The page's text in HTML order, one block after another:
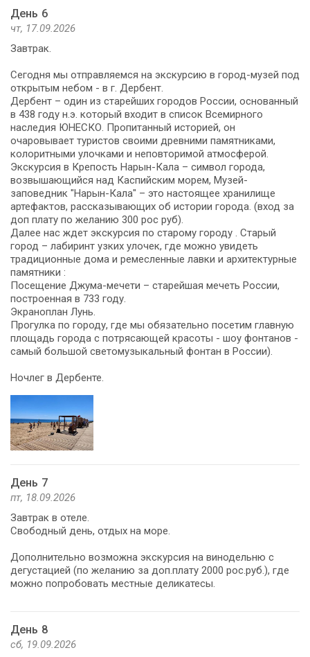
День 6
чт, 17.09.2026
Завтрак.
Сегодня мы отправляемся на экскурсию в город-музей под
открытым небом - в г. Дербент.
Дербент – один из старейших городов России, основанный
в 438 году н.э. который входит в список Всемирного
наследия ЮНЕСКО. Пропитанный историей, он
очаровывает туристов своими древними памятниками,
колоритными улочками и неповторимой атмосферой.
Экскурсия в Крепость Нарын-Кала – символ города,
возвышающийся над Каспийским морем, Музей-
заповедник "Нарын-Кала" – это настоящее хранилище
артефактов, рассказывающих об истории города. (вход за
доп плату по желанию 300 рос руб).
Далее нас ждет экскурсия по старому городу . Старый
город – лабиринт узких улочек, где можно увидеть
традиционные дома и ремесленные лавки и архитектурные
памятники :
Посещение Джума-мечети – старейшая мечеть России,
построенная в 733 году.
Экраноплан Лунь.
Прогулка по городу, где мы обязательно посетим главную
площадь города с потрясающей красоты - шоу фонтанов -
самый большой светомузыкальный фонтан в России).
Ночлег в Дербенте.
День 7
пт, 18.09.2026
Завтрак в отеле.
Свободный день, отдых на море.
Дополнительно возможна экскурсия на винодельню с
дегустацией (по желанию за доп.плату 2000 рос.руб.), где
можно попробовать местные деликатесы.
День 8
сб, 19.09.2026